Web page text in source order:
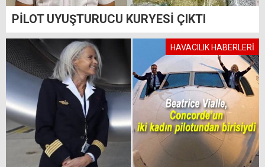
PİLOT UYUŞTURUCU KURYESİ ÇIKTI
HAVACILIK HABERLERİ